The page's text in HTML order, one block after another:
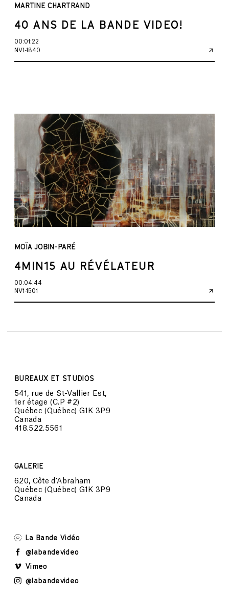
MARTINE CHARTRAND
40 ANS DE LA BANDE VIDEO!
00:01:22
NV1-1840
MOÏA JOBIN-PARÉ
4MIN15 AU RÉVÉLATEUR
00:04:44
NV1-1501
BUREAUX ET STUDIOS
541, rue de St-Vallier Est,
1er étage (C.P #2)
Québec (Québec) G1K 3P9
Canada
418.522.5561
GALERIE
620, Côte d’Abraham
Québec (Québec) G1K 3P9
Canada
La Bande Vidéo
@labandevideo
Vimeo
@labandevideo